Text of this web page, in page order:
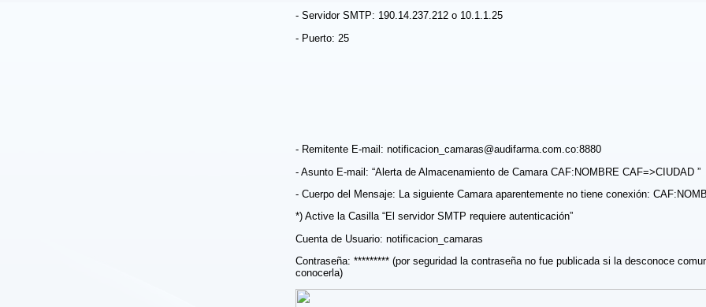
- Servidor SMTP: 190.14.237.212 o 10.1.1.25
- Puerto: 25
- Remitente E-mail: notificacion_camaras@audifarma.com.co:8880
- Asunto E-mail: “Alerta de Almacenamiento de Camara CAF:NOMBRE CAF=>CIUDAD ”
- Cuerpo del Mensaje: La siguiente Camara aparentemente no tiene conexión:
*) Active la Casilla “El servidor SMTP requiere autenticación”
Cuenta de Usuario: notificacion_camaras
Contraseña: ********* (por seguridad la contraseña no fue publicada si la desconoce
conocerla)